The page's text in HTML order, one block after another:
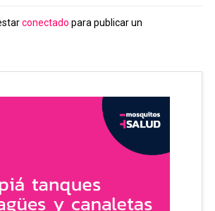
conectado para publicar un